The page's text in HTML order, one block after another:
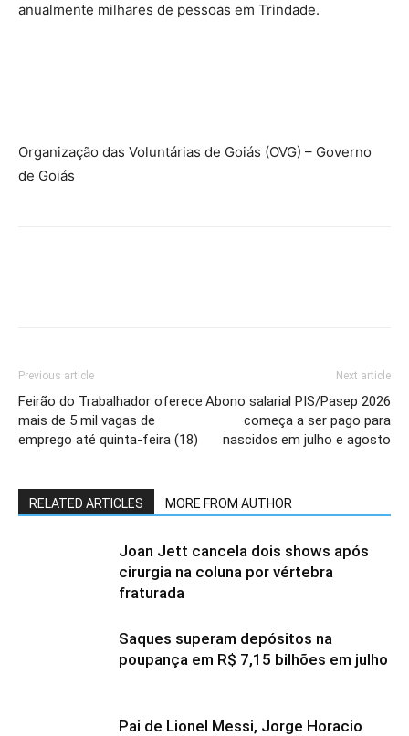
anualmente milhares de pessoas em Trindade.
Organização das Voluntárias de Goiás (OVG) – Governo
de Goiás
Previous article
Feirão do Trabalhador oferece
mais de 5 mil vagas de
emprego até quinta-feira (18)
Next article
Abono salarial PIS/Pasep 2026
começa a ser pago para
nascidos em julho e agosto
RELATED ARTICLES MORE FROM AUTHOR
Joan Jett cancela dois shows após
cirurgia na coluna por vértebra
fraturada
Saques superam depósitos na
poupança em R$ 7,15 bilhões em julho
Pai de Lionel Messi, Jorge Horacio